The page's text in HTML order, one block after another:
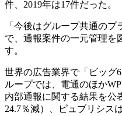
件、2019年は17件だった。
「今後はグループ共通の
で、通報案件の一元管理を
す。
世界の広告業界で「ビッグ
ループでは、電通のほか
内部通報に関する結果を公
24.7％減）、ピュブリシス